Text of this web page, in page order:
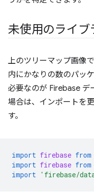
未使用のライブ
上のツリーマップ画像
内にかなりの数のパッ
必要なのが Firebase デ
場合は、インポートを
す。
import firebase from
import firebase from
import 'firebase/